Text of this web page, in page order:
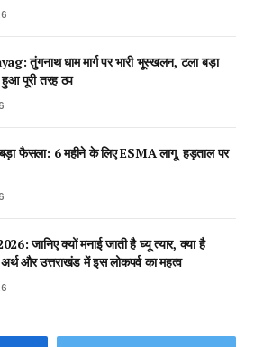
तुंगनाथ धाम मार्ग पर भारी भूस्खलन, टला बड़ा
हुआ पूरी तरह ठप
फैसला: 6 महीने के लिए ESMA लागू, हड़ताल पर
जानिए क्यों मनाई जाती है घ्यू त्यार, क्या है
और उत्तराखंड में इस लोकपर्व का महत्व